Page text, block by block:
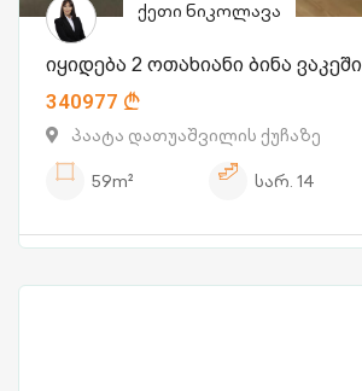
ქეთი ნიკოლავა
იყიდება 2 ოთახიანი ბინა ვაკეში
340977
პაატა დათუაშვილის ქუჩაზე
59m²
სარ. 14